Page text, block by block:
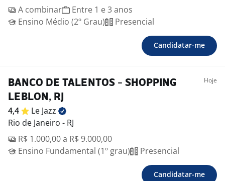
A combinar
Entre 1 e 3 anos
Ensino Médio (2º Grau)
Presencial
Candidatar-me
BANCO DE TALENTOS - SHOPPING
LEBLON, RJ
Hoje
4,4 Le Jazz
Rio de Janeiro - RJ
R$ 1.000,00 a R$ 9.000,00
Ensino Fundamental (1º grau)
Presencial
Candidatar-me